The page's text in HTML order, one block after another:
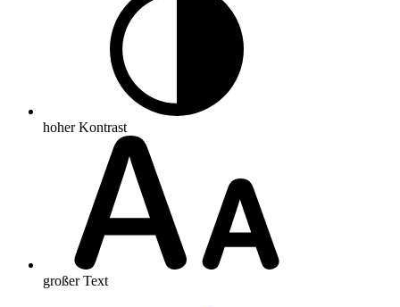
hoher Kontrast
großer Text